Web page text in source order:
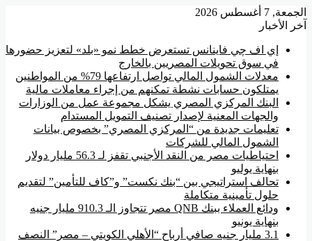
الجمعة, 7 أغسطس 2026
آخر الأخبار
إي اف چي فاينانس تستعرض خطط نمو «بلد» لتعزيز حضورها
في سوق تحويلات المصريين بالخارج
معدلات الشمول المالي تواصل ارتفاعها 79% من المواطنين
يمتلكون حسابات نشطة تمكنهم من إجراء معاملات مالية
البنك المركزي المصري يشكل مجموعة عمل من الوزارات
والجهات المعنية لإصدار تصنيف التمويل المستدام
تعليمات جديدة من “المركزي المصري” بخصوص بيانات
الشمول المالي للشركات
احتياطيات مصر من النقد الأجنبي تقفز لـ 56.3 مليار دولار
بنهاية يوليو
تحالف استراتيجي بين “بنك نكست” و”كاف للتأمين” لتقديم
حلول تأمينية متكاملة
ودائع العملاء ببنك QNB مصر تتجاوز الـ 910.3 مليار جنيه
بنهاية يونيو
3.1 مليار جنيه صافي أرباح “الأهلي الكويتي – مصر” النصف